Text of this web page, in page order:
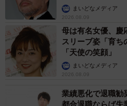
まいどなメディア
2026.08.09
母は有名女優、慶
スリーブ姿「育ち
「天使の笑顔」
まいどなメディア
2026.08.09
業績悪化で退職
都合退職ならば失